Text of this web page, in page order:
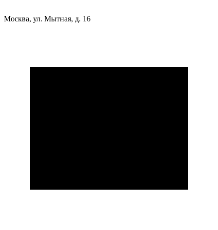
Москва, ул. Мытная, д. 16